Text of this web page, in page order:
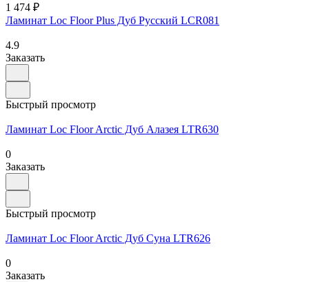
1 474 ₽
Ламинат Loc Floor Plus Дуб Русский LCR081
4.9
Заказать
Быстрый просмотр
Ламинат Loc Floor Arctic Дуб Алазея LTR630
0
Заказать
Быстрый просмотр
Ламинат Loc Floor Arctic Дуб Суна LTR626
0
Заказать